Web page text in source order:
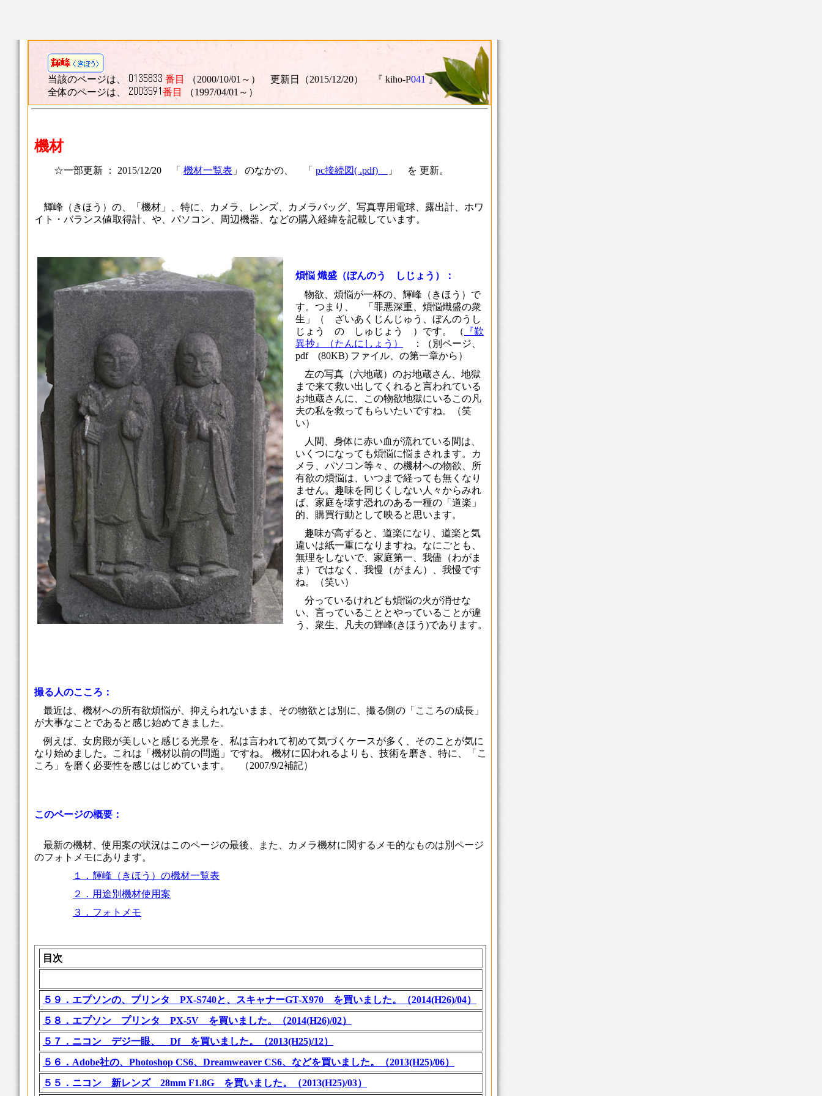
当該のページは、 番目 （2000/10/01～） 更新日（2015/12/20） 『 kiho-P041』
全体のページは、
番目 （1997/04/01～）
機材
☆一部更新 ： 2015/12/20 「 機材一覧表 」 のなかの、 「 pc接続図( .pdf) 」 を 更新。
輝峰（きほう）の、「機材」、特に、カメラ、レンズ、カメラバッグ、写真専用電球、露出計、ホワ
イト・バランス値取得計、や、パソコン、周辺機器、などの購入経緯を記載しています。
煩悩 熾盛（ぼんのう しじょう）：
物欲、煩悩が一杯の、輝峰（きほう）で
す。つまり、 「罪悪深重、煩悩熾盛の衆
生」（ ざいあくじんじゅう、ぼんのうし
じょう の しゅじょう ）です。 （
『歎
異抄』（たんにしょう）
：（別ページ、
pdf (80KB) ファイル、の第一章から）
左の写真（六地蔵）のお地蔵さん、地獄
まで来て救い出してくれると言われている
お地蔵さんに、この物欲地獄にいるこの凡
夫の私を救ってもらいたいですね。（笑
い）
人間、身体に赤い血が流れている間は、
いくつになっても煩悩に悩まされます。カ
メラ、パソコン等々、の機材への物欲、所
有欲の煩悩は、いつまで経っても無くなり
ません。趣味を同じくしない人々からみれ
ば、家庭を壊す恐れのある一種の「道楽」
的、購買行動として映ると思います。
趣味が高ずると、道楽になり、道楽と気
違いは紙一重になりますね。なにごとも、
無理をしないで、家庭第一、我儘（わがま
ま）ではなく、我慢（がまん）、我慢です
ね。（笑い）
分っているけれども煩悩の火が消せな
い、言っていることとやっていることが違
う、衆生、凡夫の輝峰(きほう)であります。
撮る人のこころ：
最近は、機材への所有欲煩悩が、抑えられないまま、その物欲とは別に、撮る側の「こころの成長」
が大事なことであると感じ始めてきました。
例えば、女房殿が美しいと感じる光景を、私は言われて初めて気づくケースが多く、そのことが気に
なり始めました。これは「機材以前の問題」ですね。 機材に囚われるよりも、技術を磨き、特に、「こ
ころ」を磨く必要性を感じはじめています。 （2007/9/2補記）
このページの概要：
最新の機材、使用案の状況はこのページの最後、また、カメラ機材に関するメモ的なものは別ページ
のフォトメモにあります。
１．輝峰（きほう）の機材一覧表
２．用途別機材使用案
３．フォトメモ
目次
５９．エプソンの、プリンタ PX-S740と、スキャナーGT-X970 を買いました。（2014(H26)/04）
５８．エプソン プリンタ PX-5V を買いました。（2014(H26)/02）
５７．ニコン デジ一眼、 Df を買いました。（2013(H25)/12）
５６．Adobe社の、Photoshop CS6、Dreamweaver CS6、などを買いました。（2013(H25)/06）
５５．ニコン 新レンズ 28mm F1.8G を買いました。（2013(H25)/03）